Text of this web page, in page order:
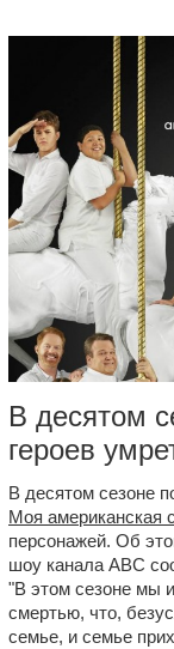
В десятом
героев
В десятом сезоне
Моя американская
персонажей. Об
шоу канала ABC
"В этом сезоне мы
смертью, что,
семье, и семье